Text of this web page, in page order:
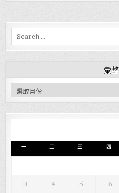
Search for:
彙整
彙整
一 二 三 四
3 4 5 6